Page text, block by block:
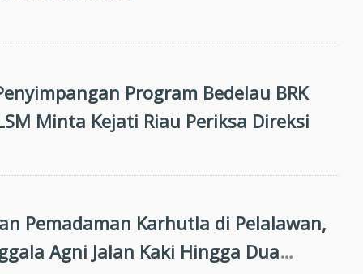
Program Bedelau BRK
Minta Kejati Riau Periksa Direksi
Pemadaman Karhutla di Pelalawan,
Agni Jalan Kaki Hingga Dua